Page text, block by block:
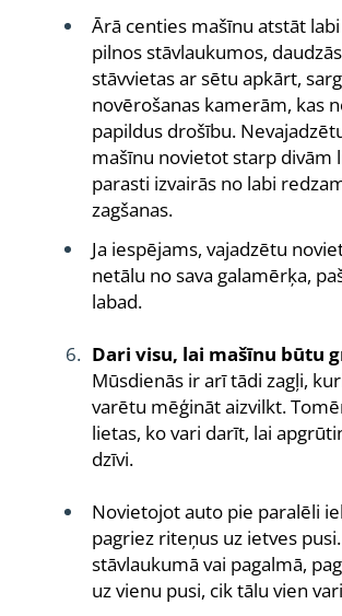
Ārā centies mašīnu atstāt
pilnos stāvlaukumos,
stāvvietas ar sētu apkārt,
novērošanas kamerām, kas
papildus drošību.
mašīnu novietot starp divām
parasti izvairās no labi
zagšanas.
Ja iespējams, vajadzētu
netālu no sava galamērķa,
labad.
Dari visu, lai mašīnu būtu
Mūsdienās ir arī tādi zagļi,
varētu mēģināt aizvilkt.
lietas, ko vari darīt, lai
dzīvi.
Novietojot auto pie paralēli
pagriez riteņus uz ietves
stāvlaukumā vai pagalmā,
uz vienu pusi, cik tālu vien